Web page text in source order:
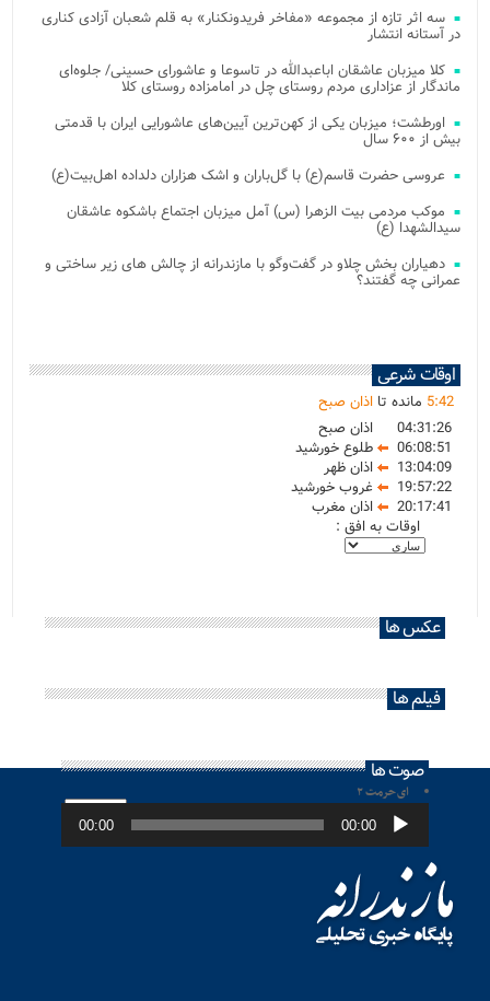
سه اثر تازه از مجموعه «مفاخر فریدونکنار» به قلم شعبان آزادی کناری
در آستانه انتشار
کلا میزبان عاشقان اباعبدالله در تاسوعا و عاشورای حسینی/ جلوه‌ای
ماندگار از عزاداری مردم روستای چل در امامزاده روستای کلا
اورطشت؛ میزبان یکی از کهن‌ترین آیین‌های عاشورایی ایران با قدمتی
بیش از ۶۰۰ سال
عروسی حضرت قاسم(ع) با گل‌باران و اشک هزاران دلداده اهل‌بیت(ع)
موکب مردمی بیت‌ الزهرا (س) آمل میزبان اجتماع باشکوه عاشقان
سیدالشهدا (ع)
دهیاران بخش چلاو در گفت‌وگو با مازندرانه از چالش های زیر ساختی و
عمرانی چه گفتند؟
اوقات شرعی
5:42 مانده تا اذان صبح
04:31:26
اذان صبح
06:08:51
طلوع خورشید
13:04:09
اذان ظهر
19:57:22
غروب خورشید
20:17:41
اذان مغرب
اوقات به افق :
عکس ها
فیلم ها
صوت ها
ای حرمت ۲
پخش‌کننده
صوت 00:00
00:00